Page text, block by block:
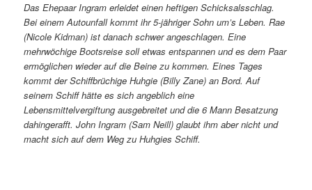
Das Ehepaar Ingram erleidet einen heftigen Schicksalsschlag.
Bei einem Autounfall kommt ihr 5-jähriger Sohn um’s Leben. Rae
(Nicole Kidman) ist danach schwer angeschlagen. Eine
mehrwöchige Bootsreise soll etwas entspannen und es dem Paar
ermöglichen wieder auf die Beine zu kommen. Eines Tages
kommt der Schiffbrüchige Huhgie (Billy Zane) an Bord. Auf
seinem Schiff hätte es sich angeblich eine
Lebensmittelvergiftung ausgebreitet und die 6 Mann Besatzung
dahingerafft. John Ingram (Sam Neill) glaubt ihm aber nicht und
macht sich auf dem Weg zu Huhgies Schiff.